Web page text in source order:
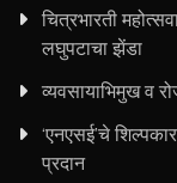
चित्रभारती
लघुपटाचा झेंडा
व्यवसायाभिमुख व
‘एनएसई’चे
प्रदान